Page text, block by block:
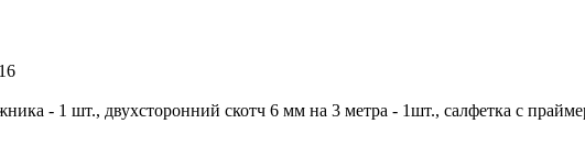
- 1 шт., двухсторонний скотч 6 мм на 3 метра - 1шт., салфетка с